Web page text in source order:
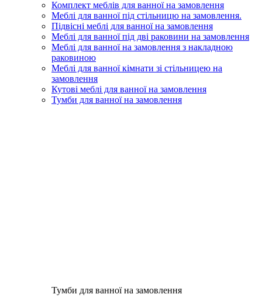
Комплект меблів для ванної на замовлення
Меблі для ванної під стільницю на замовлення.
Підвісні меблі для ванної на замовлення
Меблі для ванної під дві раковини на замовлення
Меблі для ванної на замовлення з накладною
раковиною
Меблі для ванної кімнати зі стільницею на
замовлення
Кутові меблі для ванної на замовлення
Тумби для ванної на замовлення
Тумби для ванної на замовлення